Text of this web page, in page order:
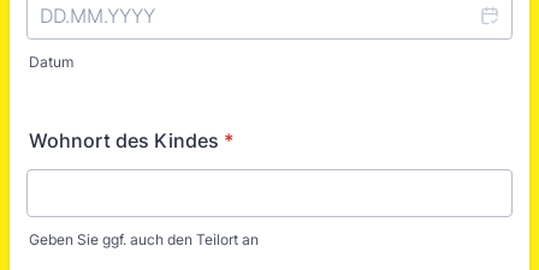
Datum
Wohnort des Kindes *
Geben Sie ggf. auch den Teilort an